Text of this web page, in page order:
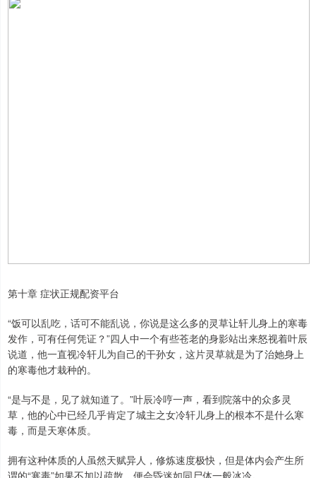
第十章 症状正规配资平台
“饭可以乱吃，话可不能乱说，你说是这么多的灵草让轩儿身上的寒毒
发作，可有任何凭证？”四人中一个有些苍老的身影站出来怒视着叶辰
说道，他一直视冷轩儿为自己的干孙女，这片灵草就是为了治她身上
的寒毒他才栽种的。
“是与不是，见了就知道了。”叶辰冷哼一声，看到院落中的众多灵
草，他的心中已经几乎肯定了城主之女冷轩儿身上的根本不是什么寒
毒，而是天寒体质。
拥有这种体质的人虽然天赋异人，修炼速度极快，但是体内会产生所
谓的“寒毒”如果不加以疏散，便会昏迷如同尸体一般冰冷。